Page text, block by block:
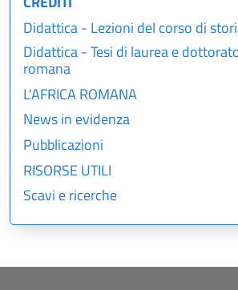
Didattica - Lezioni del corso di
Didattica - Tesi di laurea e
romana
L'AFRICA ROMANA
News in evidenza
Pubblicazioni
RISORSE UTILI
Scavi e ricerche